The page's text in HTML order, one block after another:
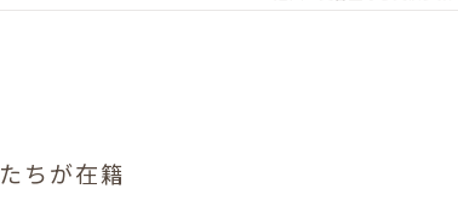
ちが在籍